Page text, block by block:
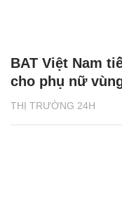
THỊ TRƯỜNG 24H
BAT Việt Nam
cho phụ nữ